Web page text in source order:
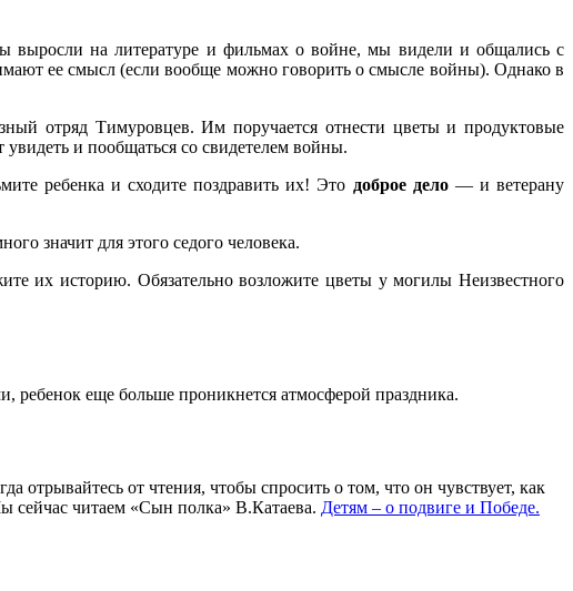
выросли на литературе и фильмах о войне, мы видели и общались с
ее смысл (если вообще можно говорить о смысле войны). Однако в
отряд Тимуровцев. Им поручается отнести цветы и продуктовые
и пообщаться со свидетелем войны.
ребенка и сходите поздравить их! Это доброе дело— и ветерану
значит для этого седого человека.
их историю. Обязательно возложите цветы у могилы Неизвестного
ребенок еще больше проникнется атмосферой праздника.
отрывайтесь от чтения, чтобы спросить о том, что он чувствует, как
сейчас читаем «Сын полка» В.Катаева. Детям – о подвиге и Победе.